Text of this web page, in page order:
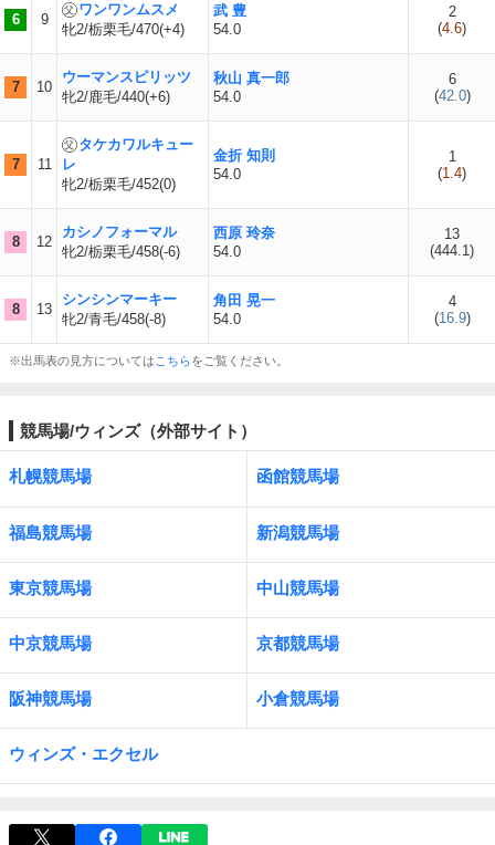
6 9
ワンワンムスメ
牝2/栃栗毛/470(+4)
武 豊
54.0
2
(4.6)
7 10
ウーマンスピリッツ
牝2/鹿毛/440(+6)
秋山 真一郎
54.0
6
(42.0)
7 11
タケカワルキュー
レ
牝2/栃栗毛/452(0)
金折 知則
54.0
1
(1.4)
8 12
カシノフォーマル
牝2/栃栗毛/458(-6)
西原 玲奈
54.0
13
(444.1)
8 13
シンシンマーキー
牝2/青毛/458(-8)
角田 晃一
54.0
4
(16.9)
※出馬表の見方については こちらをご覧ください。
競馬場/ウィンズ（外部サイト）
札幌競馬場 函館競馬場
福島競馬場 新潟競馬場
東京競馬場 中山競馬場
中京競馬場 京都競馬場
阪神競馬場 小倉競馬場
ウィンズ・エクセル